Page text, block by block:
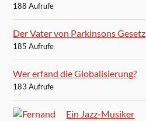
188 Aufrufe
Der Vater von Parkinsons Gesetz
185 Aufrufe
Wer erfand die Globalisierung?
183 Aufrufe
Ein Jazz-Musiker